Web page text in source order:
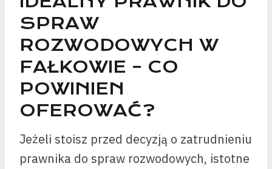
SPRAW
ROZWODOWYCH W
FAŁKOWIE – CO
POWINIEN
OFEROWAĆ?
Jeżeli stoisz przed decyzją o zatrudnieniu
prawnika do spraw rozwodowych, istotne